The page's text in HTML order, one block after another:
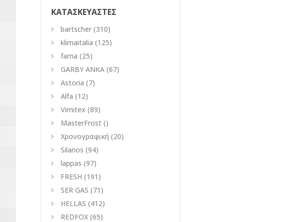
ΚΑΤΑΣΚΕΥΑΣΤΕΣ
bartscher (310)
klimaitalia (125)
fama (25)
GARBY ANKA (67)
Astoria (7)
Alfa (12)
Vimitex (89)
MasterFrost ()
Χρονογραφική (20)
Silanos (94)
lappas (97)
FRESH (191)
SER GAS (71)
HELLAS (412)
REDFOX (65)